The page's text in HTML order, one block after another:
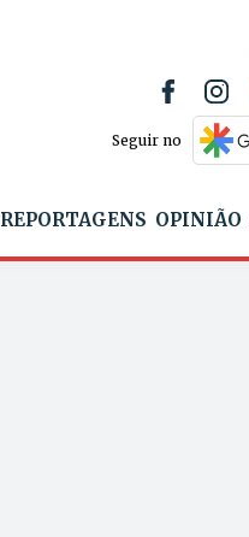
Seguir no
REPORTAGENS OPINIÃO